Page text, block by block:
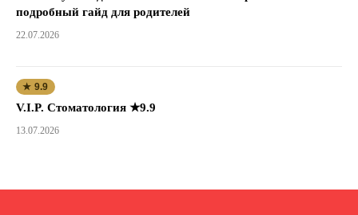
подробный гайд для родителей
22.07.2026
★ 9.9
V.I.P. Стоматология ★9.9
13.07.2026